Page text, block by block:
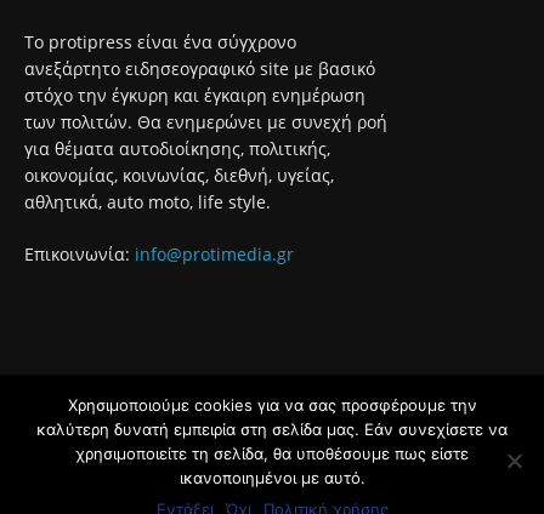
Το protipress είναι ένα σύγχρονο
ανεξάρτητο ειδησεογραφικό site με βασικό
στόχο την έγκυρη και έγκαιρη ενημέρωση
των πολιτών. Θα ενημερώνει με συνεχή ροή
για θέματα αυτοδιοίκησης, πολιτικής,
οικονομίας, κοινωνίας, διεθνή, υγείας,
αθλητικά, auto moto, life style.
Επικοινωνία: info@protimedia.gr
© Developed by
Πολιτική Απορρήτου
Χρησιμοποιούμε cookies για να σας προσφέρουμε την
καλύτερη δυνατή εμπειρία στη σελίδα μας. Εάν συνεχίσετε να
χρησιμοποιείτε τη σελίδα, θα υποθέσουμε πως είστε
ικανοποιημένοι με αυτό.
Εντάξει
Όχι Πολιτική χρήσης